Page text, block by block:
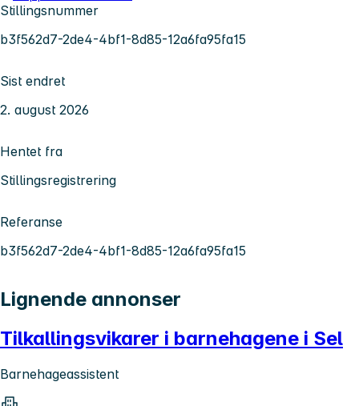
Stillingsnummer
b3f562d7-2de4-4bf1-8d85-12a6fa95fa15
Sist endret
2. august 2026
Hentet fra
Stillingsregistrering
Referanse
b3f562d7-2de4-4bf1-8d85-12a6fa95fa15
Lignende annonser
Tilkallingsvikarer i barnehagene i Sel
Barnehageassistent